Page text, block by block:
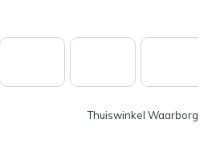
Thuiswinkel Waarborg